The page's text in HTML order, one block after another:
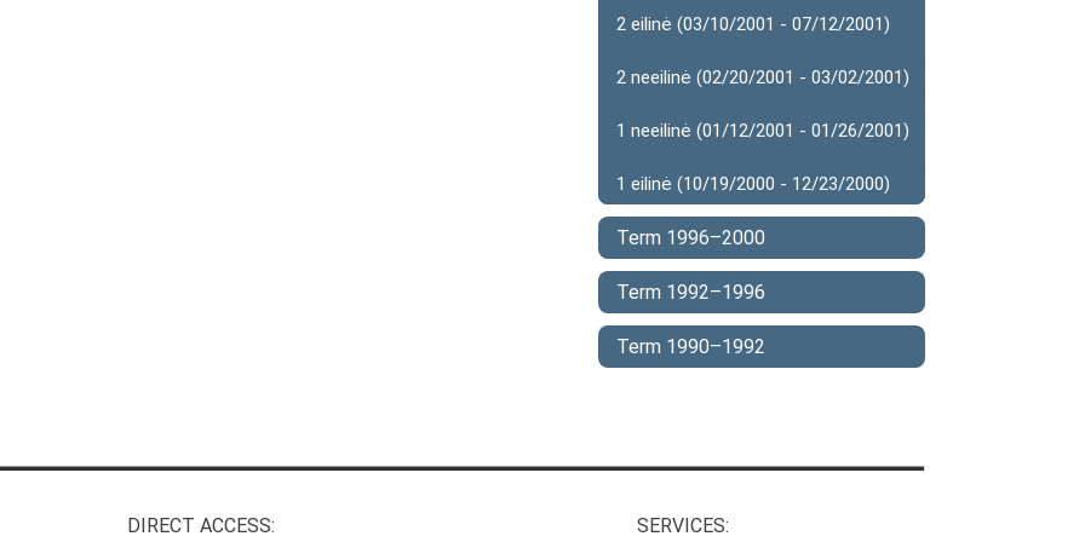
2 eilinė (03/10/2001 - 07/12/2001)
2 neeilinė (02/20/2001 - 03/02/2001)
1 neeilinė (01/12/2001 - 01/26/2001)
1 eilinė (10/19/2000 - 12/23/2000)
Term 1996–2000
Term 1992–1996
Term 1990–1992
DIRECT ACCESS: SERVICES: